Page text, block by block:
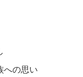
への思い